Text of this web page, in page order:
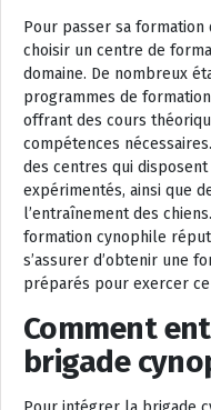
Pour passer sa formation
choisir un centre de
domaine. De nombreux
programmes de
offrant des cours
compétences
des centres qui
expérimentés, ainsi que
l’entraînement des
formation cynophile
s’assurer d’obtenir une
préparés pour exercer
Comment
brigade